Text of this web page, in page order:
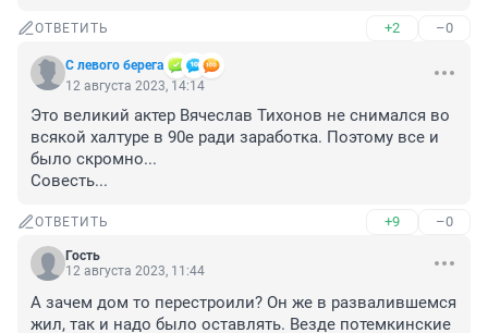
ОТВЕТИТЬ +2 –0
С левого берега
12 августа 2023, 14:14
Это великий актер Вячеслав Тихонов не снимался во
всякой халтуре в 90е ради заработка. Поэтому все и
было скромно...
Совесть...
ОТВЕТИТЬ +9 –0
Гость
12 августа 2023, 11:44
А зачем дом то перестроили? Он же в развалившемся
жил, так и надо было оставлять. Везде потемкинские